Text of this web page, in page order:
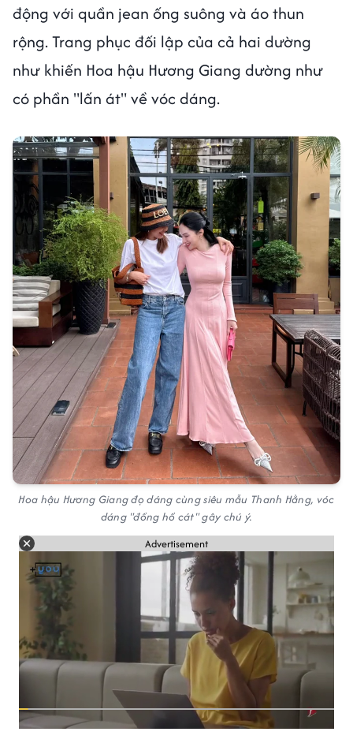
động với quần jean ống suông và áo thun
rộng. Trang phục đối lập của cả hai dường
như khiến Hoa hậu Hương Giang dường như
có phần "lấn át" về vóc dáng.
Hoa hậu Hương Giang đọ dáng cùng siêu mẫu Thanh Hằng, vóc
dáng "đồng hồ cát" gây chú ý.
Advertisement